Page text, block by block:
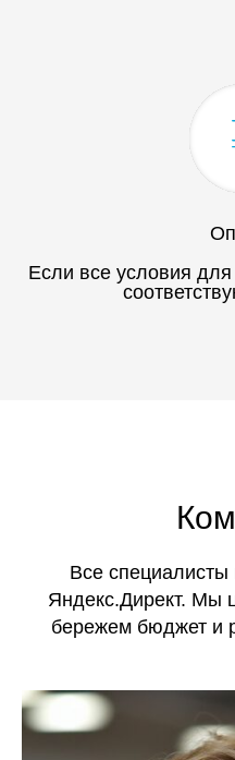
Если все условия для
Все
Яндекс.Директ. Мы
бережем бюджет и